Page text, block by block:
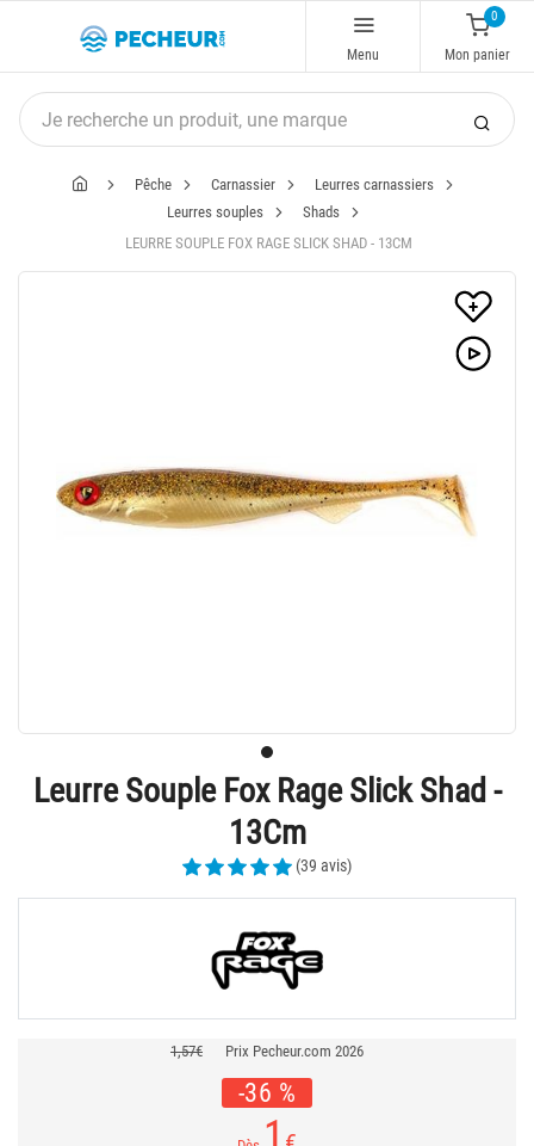
Menu
0
Mon panier
Pêche Carnassier
Leurres carnassiers
Leurres souples
Shads
LEURRE SOUPLE FOX RAGE SLICK SHAD - 13CM
Leurre Souple Fox Rage Slick Shad -
13Cm
(39 avis)
1,57€ Prix Pecheur.com 2026
-36 %